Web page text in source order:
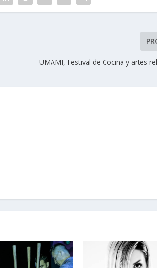
UMAMI, Festival de Cocina y artes